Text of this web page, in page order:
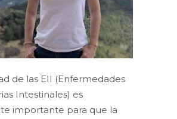
de las EII (Enfermedades
Intestinales) es
importante para que la